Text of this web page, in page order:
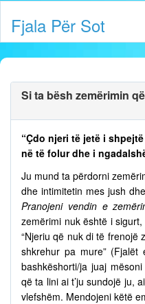
Fjala Për Sot
Si ta bësh zemërimin
“Çdo njeri të jetë i
në të folur dhe i
Ju mund ta përdorni
dhe intimitetin mes jush
Pranojeni vendin e
zemërimi nuk është i
“Njeriu që nuk di të frenojë
shkrehur pa mure”
bashkëshorti/ja juaj
që ta lini ai t’ju sundojë ju,
vlefshëm. Mendojeni këtë